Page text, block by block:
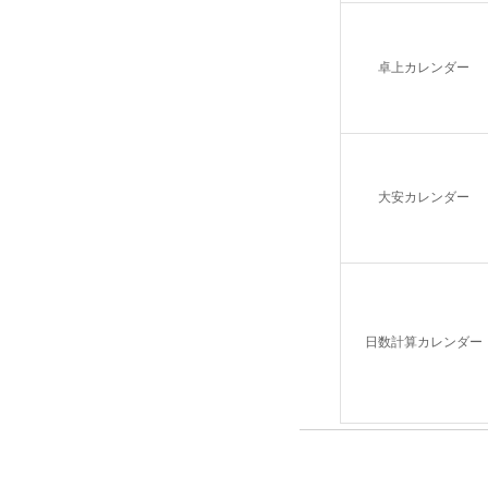
卓上カレンダー
大安カレンダー
日数計算カレンダー